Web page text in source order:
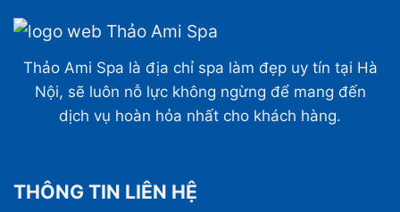
Thảo Ami Spa là địa chỉ spa làm đẹp uy tín tại Hà
Nội, sẽ luôn nỗ lực không ngừng để mang đến
dịch vụ hoàn hỏa nhất cho khách hàng.
THÔNG TIN LIÊN HỆ